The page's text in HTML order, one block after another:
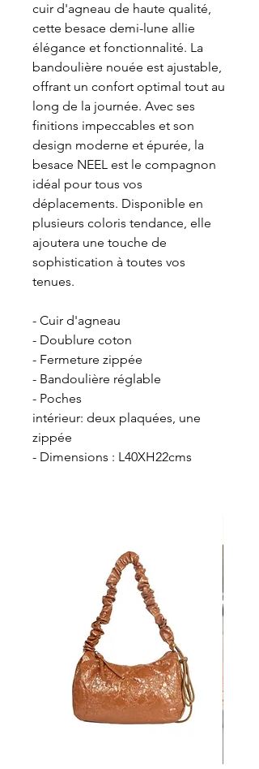
cuir d'agneau de haute qualité,
cette besace demi-lune allie
élégance et fonctionnalité. La
bandoulière nouée est ajustable,
offrant un confort optimal tout au
long de la journée. Avec ses
finitions impeccables et son
design moderne et épurée, la
besace NEEL est le compagnon
idéal pour tous vos
déplacements. Disponible en
plusieurs coloris tendance, elle
ajoutera une touche de
sophistication à toutes vos
tenues.
- Cuir d'agneau
- Doublure coton
- Fermeture zippée
- Bandoulière réglable
- Poches
intérieur: deux plaquées, une
zippée
- Dimensions : L40XH22cms